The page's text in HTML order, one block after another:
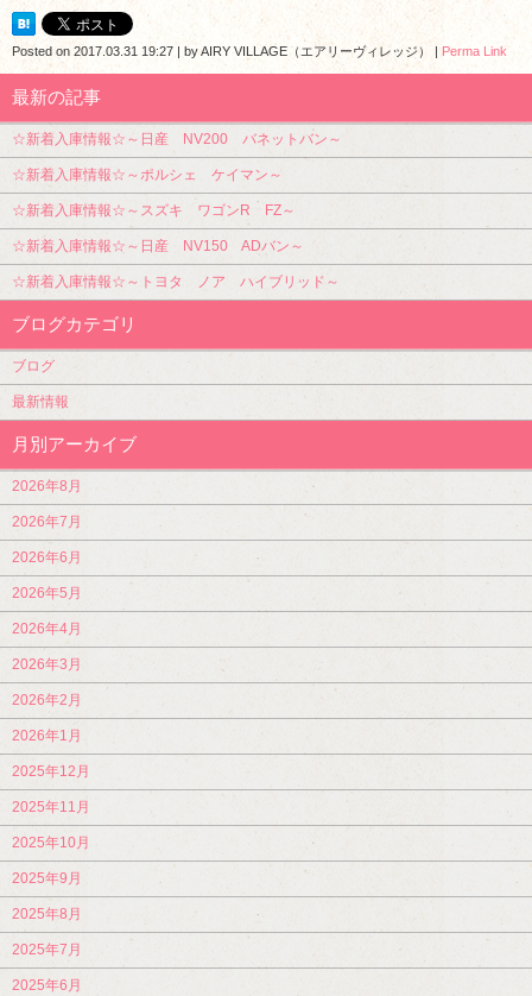
Posted on 2017.03.31 19:27 byAIRY VILLAGE（エアリーヴィレッジ） Perma Link
最新の記事
☆新着入庫情報☆～日産 NV200 バネットバン～
☆新着入庫情報☆～ポルシェ ケイマン～
☆新着入庫情報☆～スズキ ワゴンR FZ～
☆新着入庫情報☆～日産 NV150 ADバン～
☆新着入庫情報☆～トヨタ ノア ハイブリッド～
ブログカテゴリ
ブログ
最新情報
月別アーカイブ
2026年8月
2026年7月
2026年6月
2026年5月
2026年4月
2026年3月
2026年2月
2026年1月
2025年12月
2025年11月
2025年10月
2025年9月
2025年8月
2025年7月
2025年6月